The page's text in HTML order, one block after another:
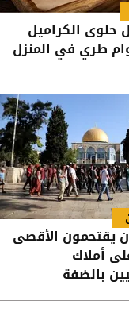
حلوى الكراميل
طري في المنزل
يقتحمون الأقصى
أملاك
بالضفة